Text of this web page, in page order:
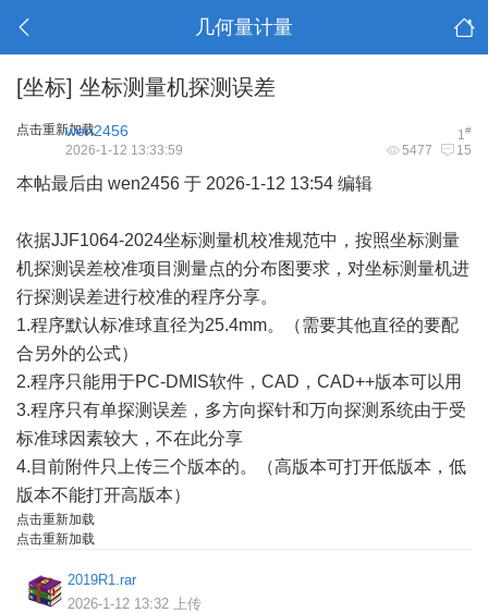
几何量计量
[坐标] 坐标测量机探测误差
点击重新加载 1#
wen2456
5477 15
2026-1-12 13:33:59
本帖最后由 wen2456 于 2026-1-12 13:54 编辑
依据JJF1064-2024坐标测量机校准规范中，按照坐标测量
机探测误差校准项目测量点的分布图要求，对坐标测量机进
行探测误差进行校准的程序分享。
1.程序默认标准球直径为25.4mm。（需要其他直径的要配
合另外的公式）
2.程序只能用于PC-DMIS软件，CAD，CAD++版本可以用
3.程序只有单探测误差，多方向探针和万向探测系统由于受
标准球因素较大，不在此分享
4.目前附件只上传三个版本的。（高版本可打开低版本，低
版本不能打开高版本）
点击重新加载
点击重新加载
2019R1.rar
2026-1-12 13:32 上传